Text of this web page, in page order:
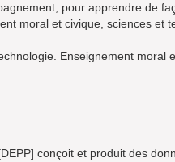
pour apprendre de
moral et civique, sciences et
Enseignement moral
conçoit et produit des